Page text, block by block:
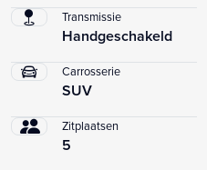
Transmissie
Handgeschakeld
Carrosserie
SUV
Zitplaatsen
5